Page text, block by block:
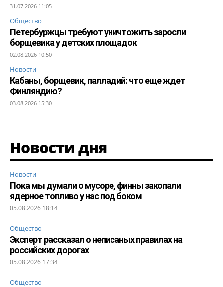
31.07.2026 11:05
Общество
Петербуржцы требуют уничтожить заросли
борщевика у детских площадок
02.08.2026 10:50
Новости
Кабаны, борщевик, палладий: что еще ждет
Финляндию?
03.08.2026 15:30
Новости дня
Новости
Пока мы думали о мусоре, финны закопали
ядерное топливо у нас под боком
05.08.2026 18:14
Общество
Эксперт рассказал о неписаных правилах на
российских дорогах
05.08.2026 17:34
Общество